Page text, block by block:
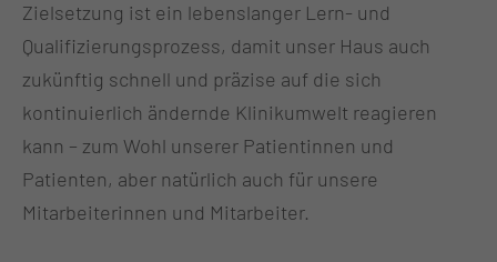
Zielsetzung ist ein lebenslanger Lern- und
Qualifizierungsprozess, damit unser Haus auch
zukünftig schnell und präzise auf die sich
kontinuierlich ändernde Klinikumwelt reagieren
kann – zum Wohl unserer Patientinnen und
Patienten, aber natürlich auch für unsere
Mitarbeiterinnen und Mitarbeiter.